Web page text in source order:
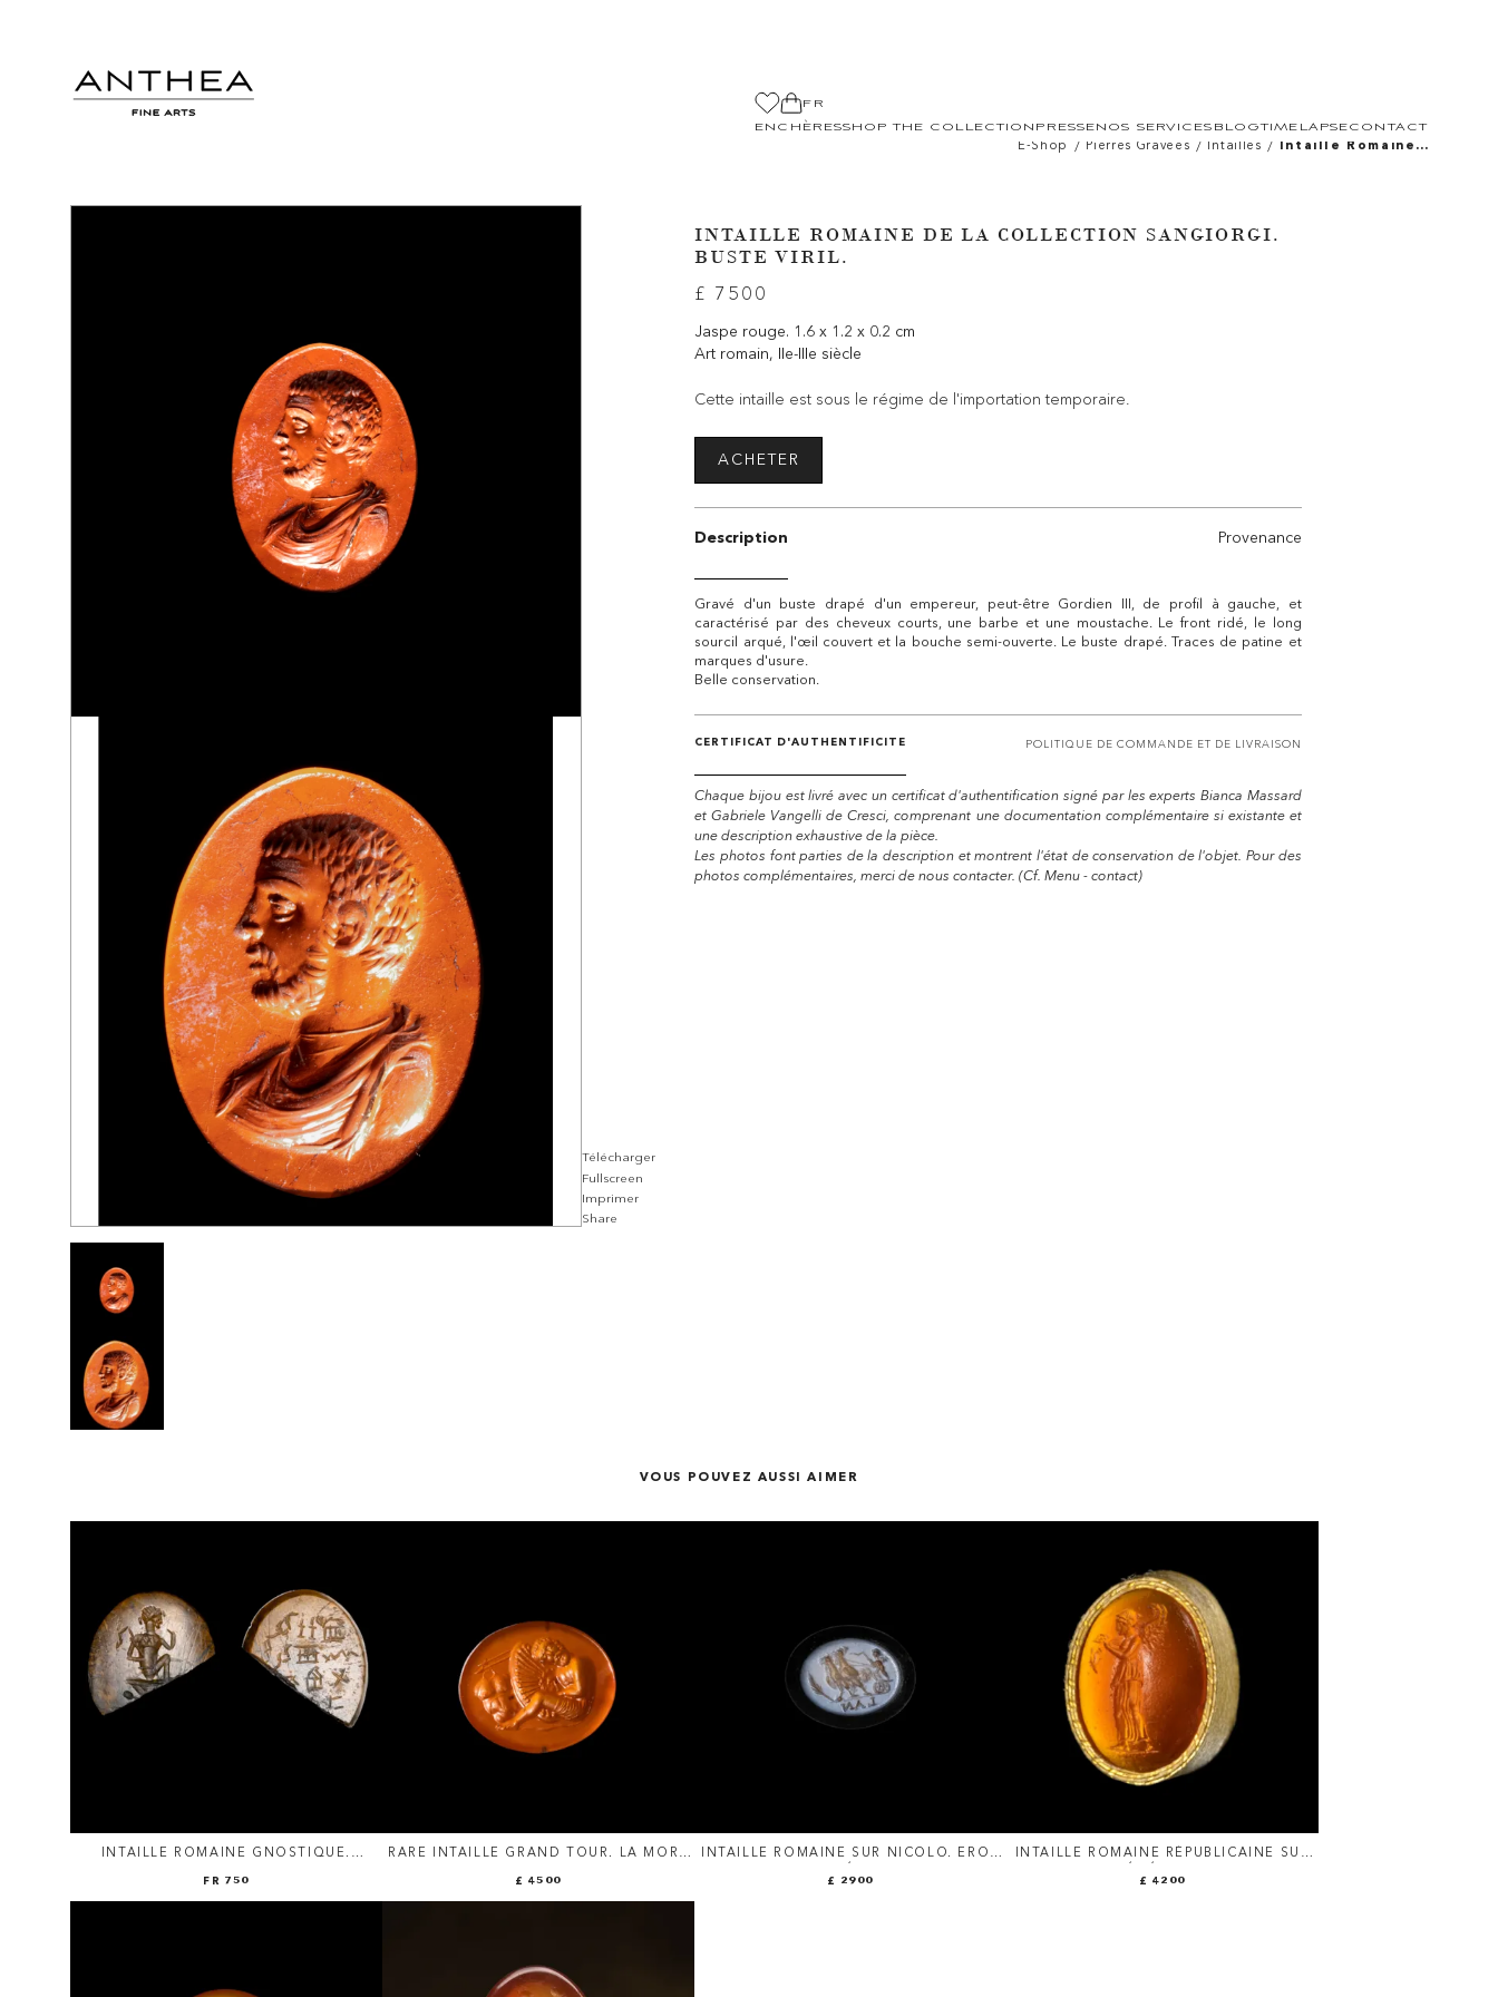
ENCHÈRESSHOP THE COLLECTION PRESSENOS SERVICES BLOGTIMELAPSECONTACT
FR
E-Shop / Pierres Gravées / Intailles /
Intaille Romaine
Télécharger
Fullscreen
Imprimer
Share
INTAILLE ROMAINE DE LA COLLECTION SANGIORGI.
BUSTE VIRIL.
£ 7500
Jaspe rouge. 1.6 x 1.2 x 0.2 cm
Art romain, IIe-IIIe siècle
Cette intaille est sous le régime de l'importation temporaire.
ACHETER
Description Provenance
Gravé d'un buste drapé d'un empereur, peut-être Gordien III, de profil à gauche, et
caractérisé par des cheveux courts, une barbe et une moustache. Le front ridé, le long
sourcil arqué, l'œil couvert et la bouche semi-ouverte. Le buste drapé. Traces de patine et
marques d'usure.
Belle conservation.
CERTIFICAT D'AUTHENTIFICITE POLITIQUE DE COMMANDE ET DE LIVRAISON
Chaque bijou est livré avec un certificat d'authentification signé par les experts Bianca Massard
et Gabriele Vangelli de Cresci, comprenant une documentation complémentaire si existante et
une description exhaustive de la pièce.
Les photos font parties de la description et montrent l'état de conservation de l'objet. Pour des
photos complémentaires, merci de nous contacter. (Cf. Menu - contact)
VOUS POUVEZ AUSSI AIMER
INTAILLE ROMAINE GNOSTIQUE.
FR 750
RARE INTAILLE GRAND TOUR. LA MORT
£ 4500
INTAILLE ROMAINE SUR NICOLO. EROS
£ 2900
INTAILLE ROMAINE RÉPUBLICAINE SUR
£ 4200